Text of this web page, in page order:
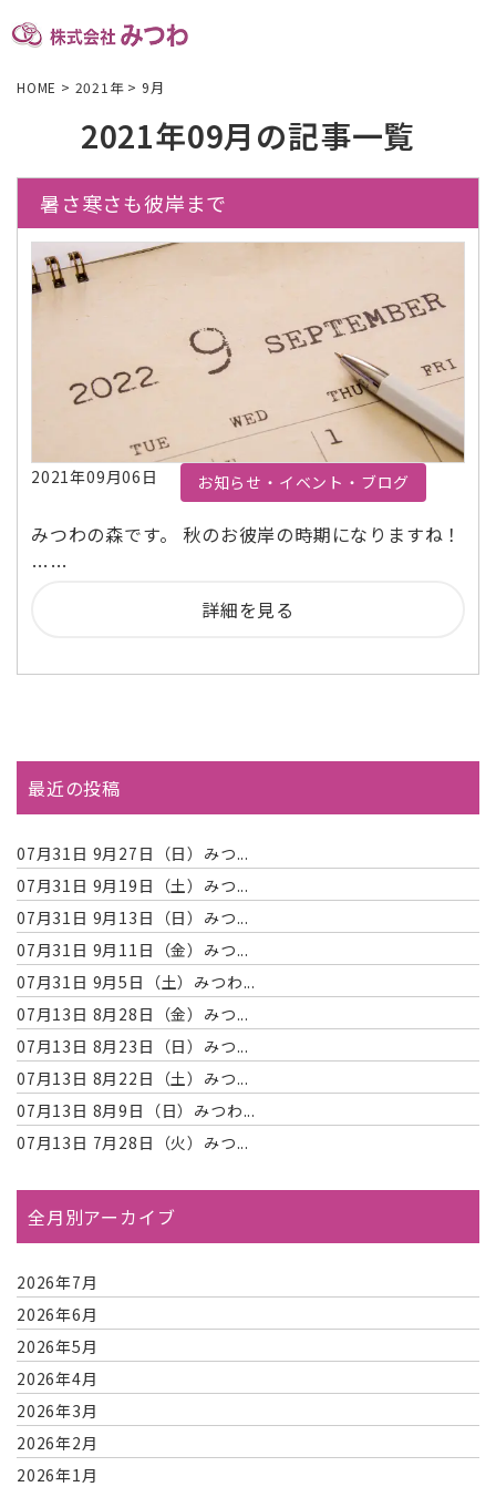
HOME > 2021年>9月
2021年09月の記事一覧
暑さ寒さも彼岸まで
2021年09月06日 お知らせ・イベント・ブログ
みつわの森です。 秋のお彼岸の時期になりますね！
……
詳細を見る
最近の投稿
07月31日 9月27日（日）みつ...
07月31日 9月19日（土）みつ...
07月31日 9月13日（日）みつ...
07月31日 9月11日（金）みつ...
07月31日 9月5日（土）みつわ...
07月13日 8月28日（金）みつ...
07月13日 8月23日（日）みつ...
07月13日 8月22日（土）みつ...
07月13日 8月9日（日）みつわ...
07月13日 7月28日（火）みつ...
全月別アーカイブ
2026年7月
2026年6月
2026年5月
2026年4月
2026年3月
2026年2月
2026年1月